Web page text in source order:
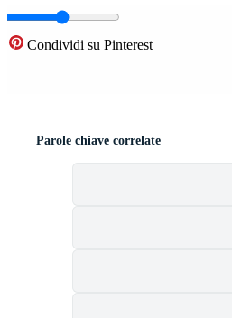
Condividi su Pinterest
Parole chiave correlate